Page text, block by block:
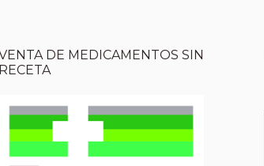
DE MEDICAMENTOS SIN
RECETA